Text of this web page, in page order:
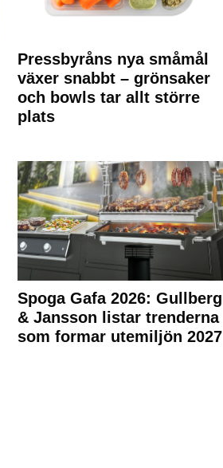
Pressbyråns nya småmål
växer snabbt – grönsaker
och bowls tar allt större
plats
Spoga Gafa 2026: Gullberg
& Jansson listar trenderna
som formar utemiljön 2027